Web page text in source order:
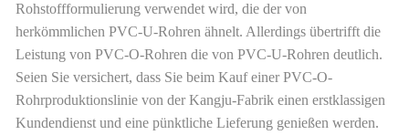
Rohstoffformulierung verwendet wird, die der von
herkömmlichen PVC-U-Rohren ähnelt. Allerdings übertrifft die
Leistung von PVC-O-Rohren die von PVC-U-Rohren deutlich.
Seien Sie versichert, dass Sie beim Kauf einer PVC-O-
Rohrproduktionslinie von der Kangju-Fabrik einen erstklassigen
Kundendienst und eine pünktliche Lieferung genießen werden.